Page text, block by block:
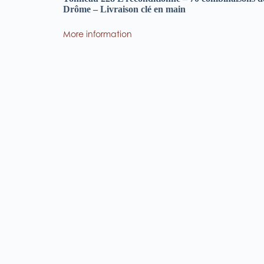
Drôme – Livraison clé en main
More information